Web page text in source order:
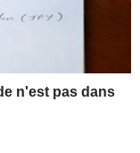
n'est pas dans